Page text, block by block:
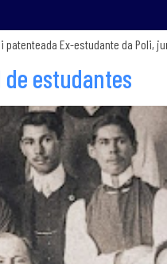
patenteada Ex-estudante da
de estudantes